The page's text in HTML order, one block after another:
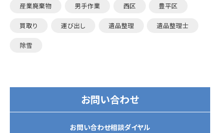
産業廃棄物 男手作業 西区 豊平区
買取り 運び出し 遺品整理 遺品整理士
除雪
お問い合わせ
お問い合わせ相談ダイヤル